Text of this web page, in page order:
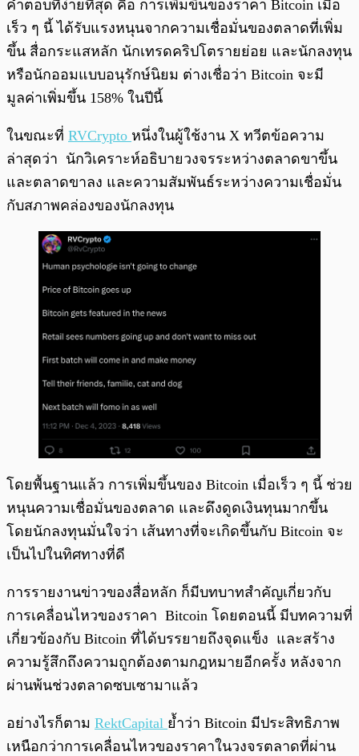
คำตอบที่ง่ายที่สุด คือ การเพิ่มขึ้นของราคา Bitcoin เมื่อ
เร็ว ๆ นี้ ได้รับแรงหนุนจากความเชื่อมั่นของตลาดที่เพิ่ม
ขึ้น สื่อกระแสหลัก นักเทรดคริปโตรายย่อย และนักลงทุน
หรือนักออมแบบอนุรักษ์นิยม ต่างเชื่อว่า Bitcoin จะมี
มูลค่าเพิ่มขึ้น 158% ในปีนี้
ในขณะที่ RVCrypto หนึ่งในผู้ใช้งาน X ทวีตข้อความ
ล่าสุดว่า นักวิเคราะห์อธิบายวงจรระหว่างตลาดขาขึ้น
และตลาดขาลง และความสัมพันธ์ระหว่างความเชื่อมั่น
กับสภาพคล่องของนักลงทุน
โดยพื้นฐานแล้ว การเพิ่มขึ้นของ Bitcoin เมื่อเร็ว ๆ นี้ ช่วย
หนุนความเชื่อมั่นของตลาด และดึงดูดเงินทุนมากขึ้น
โดยนักลงทุนมั่นใจว่า เส้นทางที่จะเกิดขึ้นกับ Bitcoin จะ
เป็นไปในทิศทางที่ดี
การรายงานข่าวของสื่อหลัก ก็มีบทบาทสำคัญเกี่ยวกับ
การเคลื่อนไหวของราคา Bitcoin โดยตอนนี้ มีบทความที่
เกี่ยวข้องกับ Bitcoin ที่ได้บรรยายถึงจุดแข็ง และสร้าง
ความรู้สึกถึงความถูกต้องตามกฎหมายอีกครั้ง หลังจาก
ผ่านพ้นช่วงตลาดซบเซามาแล้ว
อย่างไรก็ตาม RektCapital ย้ำว่า Bitcoin มีประสิทธิภาพ
เหนือกว่าการเคลื่อนไหวของราคาในวงจรตลาดที่ผ่าน